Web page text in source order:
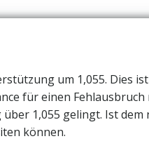
um 1,055. Dies
für einen
1,055 gelingt. Ist dem
können.